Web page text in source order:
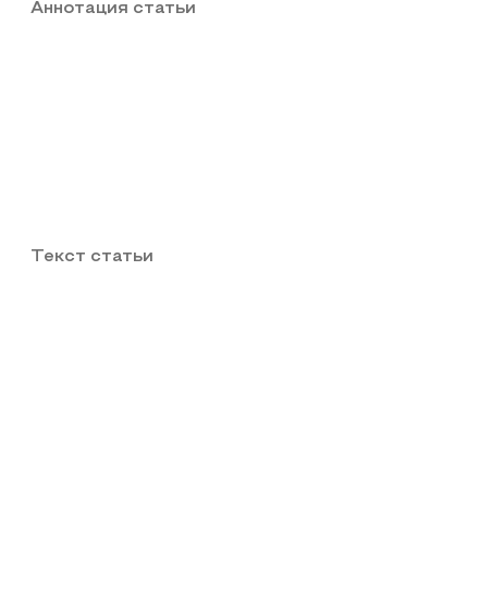
Аннотация статьи
Текст статьи